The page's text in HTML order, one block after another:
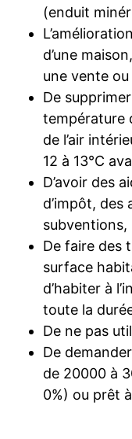
(enduit
d’une
une vente
De
température
de l’air
12 à 13°C
D’avoir des
d’impôt, des
subventions,
De faire des
surface
d’habiter à
toute la
De ne pas
De
de 20000 à
0%) ou prêt